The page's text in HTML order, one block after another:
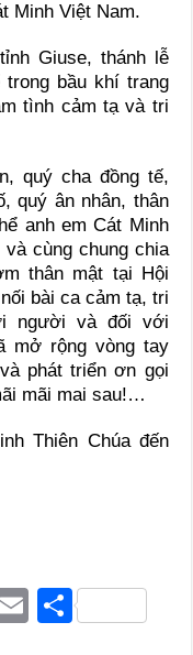
Minh Việt Nam.
Giuse, thánh lễ
bầu khí trang
tình cảm tạ và tri
quý cha đồng tế,
quý ân nhân, thân
anh em Cát Minh
cùng chung chia
thân mật tại Hội
bài ca cảm tạ, tri
người và đối với
mở rộng vòng tay
phát triển ơn gọi
mãi mai sau!…
Thiên Chúa đến
Vi
E S